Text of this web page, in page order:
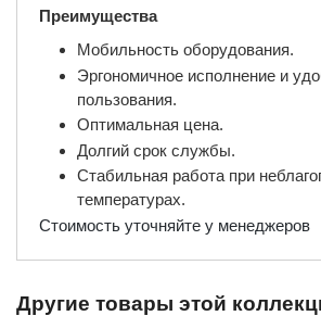
Преимущества
Мобильность оборудования.
Эргономичное исполнение и
пользования.
Оптимальная цена.
Долгий срок службы.
Стабильная работа при
температурах.
Стоимость уточняйте у менеджеров
Другие товары этой